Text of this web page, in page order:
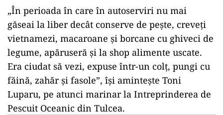
„În perioada în care în autoserviri nu mai
găseai la liber decât conserve de peşte, creveţi
vietnamezi, macaroane şi borcane cu ghiveci de
legume, apăruseră şi la shop alimente uscate.
Era ciudat să vezi, expuse într-un colţ, pungi cu
făină, zahăr şi fasole”, îşi aminteşte Toni
Luparu, pe atunci marinar la Intreprinderea de
Pescuit Oceanic din Tulcea.